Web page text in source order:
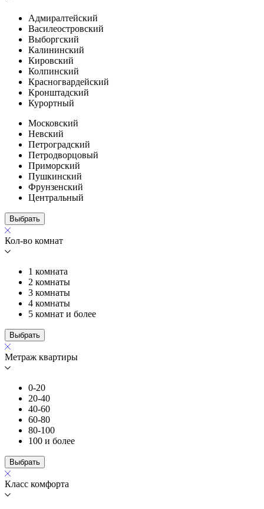
Адмиралтейский
Василеостровский
Выборгский
Калининский
Кировский
Колпинский
Красногвардейский
Кронштадский
Курортный
Московский
Невский
Петроградский
Петродворцовый
Приморский
Пушкинский
Фрунзенский
Центральный
Выбрать
Кол-во комнат
1 комната
2 комнаты
3 комнаты
4 комнаты
5 комнат и более
Выбрать
Метраж квартиры
0-20
20-40
40-60
60-80
80-100
100 и более
Выбрать
Класс комфорта